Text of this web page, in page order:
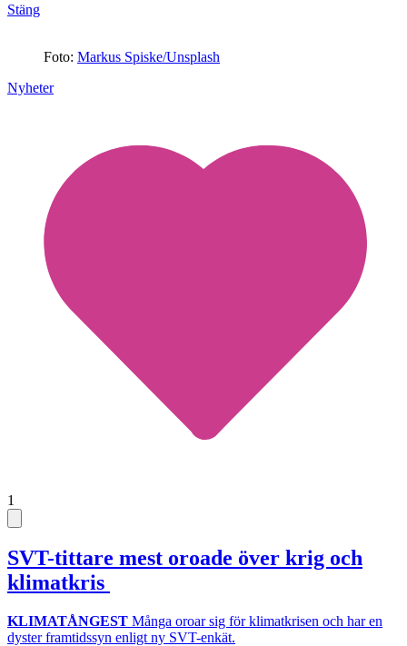
Stäng
Foto: Markus Spiske/Unsplash
Nyheter
1
SVT-tittare mest oroade över krig och
klimatkris
KLIMATÅNGEST Många oroar sig för klimatkrisen och har en
dyster framtidssyn enligt ny SVT-enkät.